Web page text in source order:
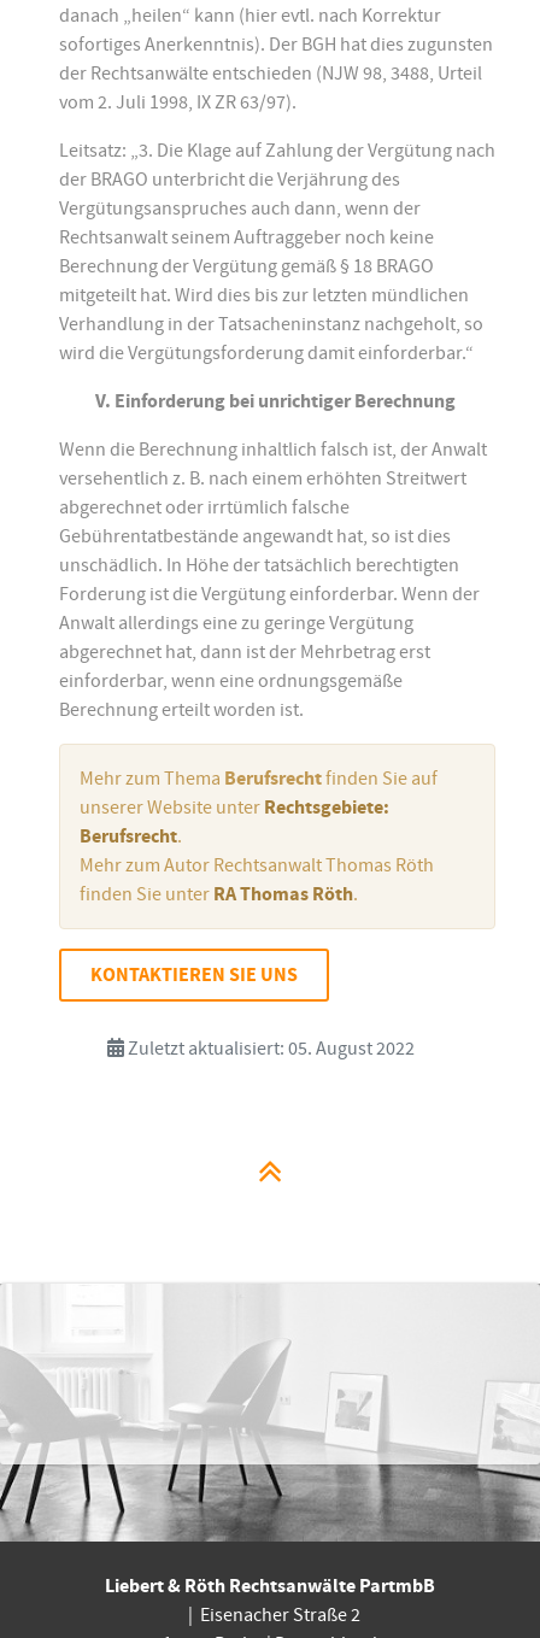
danach „heilen“ kann (hier evtl. nach Korrektur
sofortiges Anerkenntnis). Der BGH hat dies zugunsten
der Rechtsanwälte entschieden (NJW 98, 3488, Urteil
vom 2. Juli 1998, IX ZR 63/97).
Leitsatz: „3. Die Klage auf Zahlung der Vergütung nach
der BRAGO unterbricht die Verjährung des
Vergütungsanspruches auch dann, wenn der
Rechtsanwalt seinem Auftraggeber noch keine
Berechnung der Vergütung gemäß § 18 BRAGO
mitgeteilt hat. Wird dies bis zur letzten mündlichen
Verhandlung in der Tatsacheninstanz nachgeholt, so
wird die Vergütungsforderung damit einforderbar.“
V. Einforderung bei unrichtiger Berechnung
Wenn die Berechnung inhaltlich falsch ist, der Anwalt
versehentlich z. B. nach einem erhöhten Streitwert
abgerechnet oder irrtümlich falsche
Gebührentatbestände angewandt hat, so ist dies
unschädlich. In Höhe der tatsächlich berechtigten
Forderung ist die Vergütung einforderbar. Wenn der
Anwalt allerdings eine zu geringe Vergütung
abgerechnet hat, dann ist der Mehrbetrag erst
einforderbar, wenn eine ordnungsgemäße
Berechnung erteilt worden ist.
Mehr zum Thema Berufsrechtfinden Sie auf
unserer Website unter Rechtsgebiete:
Berufsrecht.
Mehr zum Autor Rechtsanwalt Thomas Röth
finden Sie unter RA Thomas Röth.
KONTAKTIEREN SIE UNS
Zuletzt aktualisiert: 05. August 2022
Liebert & Röth Rechtsanwälte PartmbB
Eisenacher Straße 2